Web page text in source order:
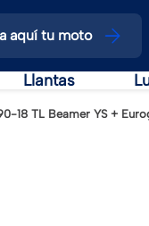
aquí tu moto
Llantas
18 TL Beamer YS +